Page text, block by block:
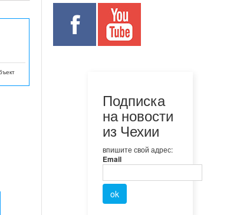
Подписка
на новости
из Чехии
впишите свой адрес:
Email